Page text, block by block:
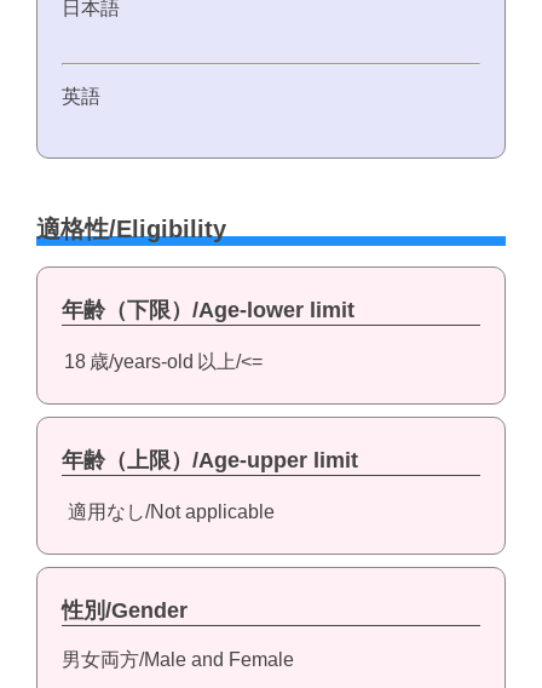
日本語
英語
適格性/Eligibility
年齢（下限）/Age-lower limit
18 歳/years-old 以上/<=
年齢（上限）/Age-upper limit
適用なし/Not applicable
性別/Gender
男女両方/Male and Female